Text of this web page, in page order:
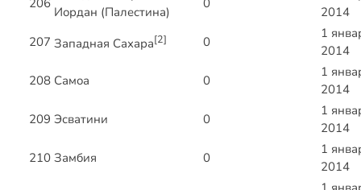
206
Иордан (Палестина)
0
2014
207 Западная Сахара[2] 0
1
2014
208 Самоа 0
1
2014
209 Эсватини 0
1
2014
210 Замбия 0
1
2014